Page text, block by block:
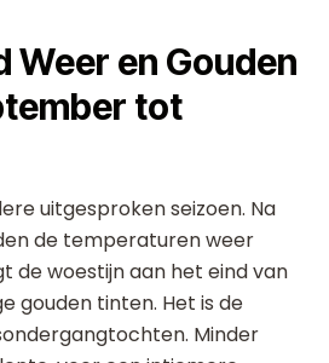
Weer en Gouden
tot
uitgesproken seizoen. Na
de temperaturen weer
de woestijn aan het eind van
gouden tinten. Het is de
Minder